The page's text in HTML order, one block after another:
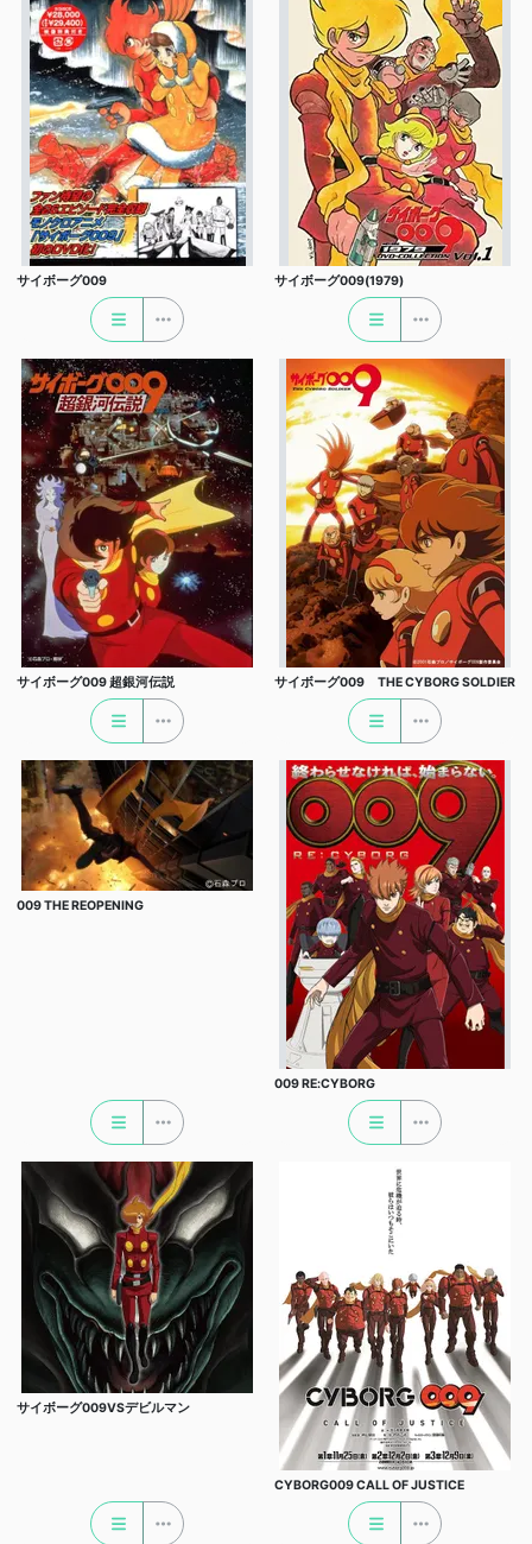
サイボーグ009 サイボーグ009(1979)
サイボーグ009 超銀河伝説 サイボーグ009 THE CYBORG SOLDIER
009 THE REOPENING
009 RE:CYBORG
サイボーグ009VSデビルマン
CYBORG009 CALL OF JUSTICE